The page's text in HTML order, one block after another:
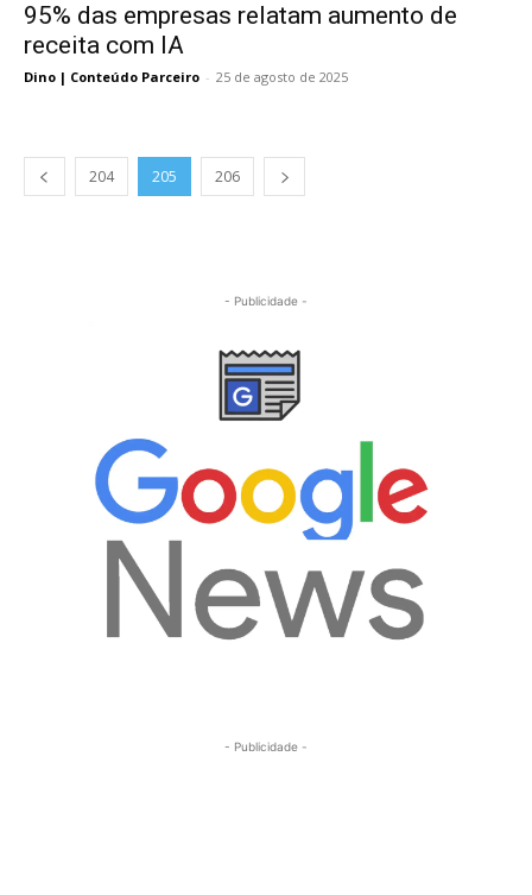
95% das empresas relatam aumento de
receita com IA
Dino | Conteúdo Parceiro - 25 de agosto de 2025
204 205 206
- Publicidade -
- Publicidade -